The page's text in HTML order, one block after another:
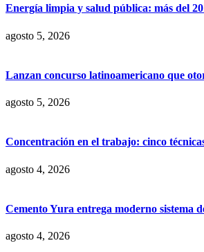
Energía limpia y salud pública: más del
agosto 5, 2026
Lanzan concurso latinoamericano que
agosto 5, 2026
Concentración en el trabajo: cinco
agosto 4, 2026
Cemento Yura entrega moderno sistema
agosto 4, 2026